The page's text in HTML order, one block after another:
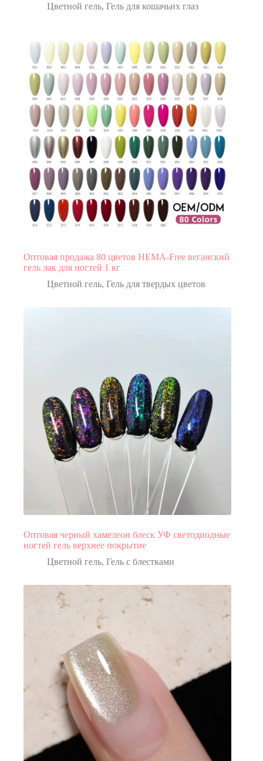
Цветной гель, Гель для кошачьих глаз
Оптовая продажа 80 цветов HEMA-Free веганский
гель лак для ногтей 1 кг
Цветной гель, Гель для твердых цветов
Оптовая черный хамелеон блеск УФ светодиодные
ногтей гель верхнее покрытие
Цветной гель, Гель с блестками